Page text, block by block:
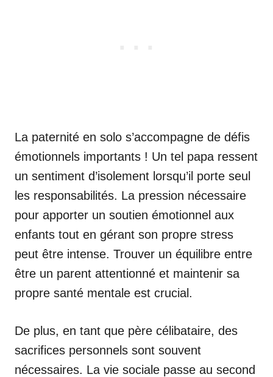
La paternité en solo s’accompagne de défis
émotionnels importants ! Un tel papa ressent
un sentiment d’isolement lorsqu’il porte seul
les responsabilités. La pression nécessaire
pour apporter un soutien émotionnel aux
enfants tout en gérant son propre stress
peut être intense. Trouver un équilibre entre
être un parent attentionné et maintenir sa
propre santé mentale est crucial.
De plus, en tant que père célibataire, des
sacrifices personnels sont souvent
nécessaires. La vie sociale passe au second